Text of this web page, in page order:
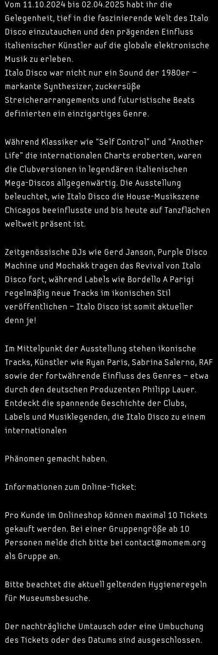
Vom 11.10.2024 bis 02.04.2025 habt ihr die
Gelegenheit, tief in die faszinierende Welt des Italo
Disco einzutauchen und den prägenden Einfluss
italienischer Künstler auf die globale elektronische
Musik zu erleben.
Italo Disco war nicht nur ein Sound der 1980er –
markante Synthesizer, zuckersüße
Streicherarrangements und futuristische Beats
definierten ein einzigartiges Genre.
Während Klassiker wie “Self Control” und “Another
Life” die internationalen Charts eroberten, waren
die Clubversionen in legendären italienischen
Mega-Discos allgegenwärtig. Die Ausstellung
beleuchtet, wie Italo Disco die House-Musikszene
Chicagos beeinflusste und bis heute auf Tanzflächen
weltweit präsent ist.
Zeitgenössische DJs wie Gerd Janson, Purple Disco
Machine und Mochakk tragen das Revival von Italo
Disco fort, während Labels wie Bordello A Parigi
regelmäßig neue Tracks im ikonischen Stil
veröffentlichen – Italo Disco ist somit aktueller
denn je!
Im Mittelpunkt der Ausstellung stehen ikonische
Tracks, Künstler wie Ryan Paris, Sabrina Salerno, RAF
sowie der fortwährende Einfluss des Genres – etwa
durch den deutschen Produzenten Philipp Lauer.
Entdeckt die spannende Geschichte der Clubs,
Labels und Musiklegenden, die Italo Disco zu einem
internationalen
Phänomen gemacht haben.
Informationen zum Online-Ticket:
Pro Kunde im Onlineshop können maximal 10 Tickets
gekauft werden. Bei einer Gruppengröße ab 10
Personen melde dich bitte bei contact@momem.org
als Gruppe an.
Bitte beachtet die aktuell geltenden Hygieneregeln
für Museumsbesuche.
Der nachträgliche Umtausch oder eine Umbuchung
des Tickets oder des Datums sind ausgeschlossen.